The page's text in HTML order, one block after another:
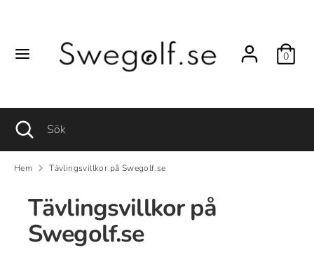
0
Sök Sök
Sök Sök
Stäng
sökfunktionen
Hem Tävlingsvillkor på Swegolf.se
Tävlingsvillkor på
Swegolf.se